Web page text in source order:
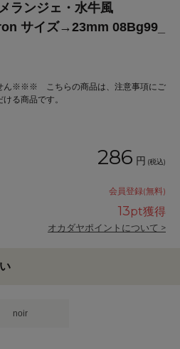
ランジェ・水牛風
サイズ→23mm 08Bg99_
ん※※※ こちらの商品は、注意事項にご
る商品です。
286 円 (税込)
会員登録(無料)
13pt獲得
オカダヤポイントについて >
noir